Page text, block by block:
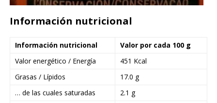
Información nutricional
Información nutricional
Valor por cada 100 g
Valor energético / Energía
451 Kcal
Grasas / Lípidos
17.0 g
… de las cuales saturadas
2.1 g